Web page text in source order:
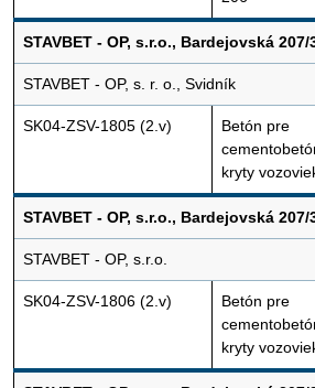
STAVBET - OP, s.r.o., Bardejovská
STAVBET - OP, s. r. o., Svidník
SK04-ZSV-1805 (2.v)
Betón pre
kryty
STAVBET - OP, s.r.o., Bardejovská
STAVBET - OP, s.r.o.
SK04-ZSV-1806 (2.v)
Betón pre
kryty